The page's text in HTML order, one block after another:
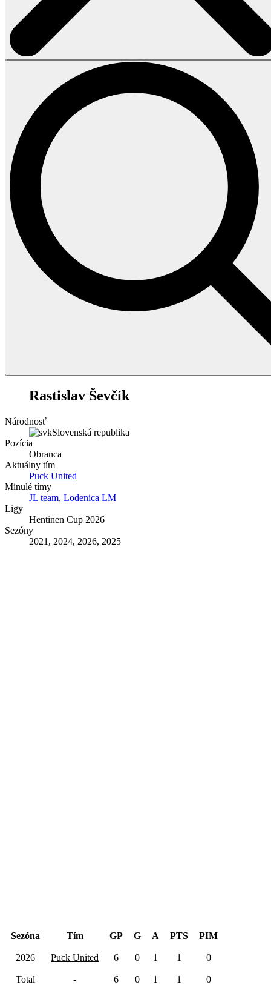
Rastislav Ševčík
Národnosť
Slovenská republika
Pozícia
Obranca
Aktuálny tím
Puck United
Minulé tímy
JL team, Lodenica LM
Ligy
Hentinen Cup 2026
Sezóny
2021, 2024, 2026, 2025
Sezóna Tím GP G A PTS PIM
2026 Puck United 6 0 1 1 0
Total - 6 0 1 1 0